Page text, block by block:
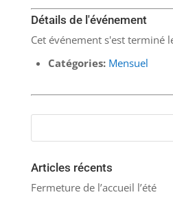
Détails de l'événement
Cet événement s'est terminé
Catégories: Mensuel
Articles récents
Fermeture de l’accueil l’été